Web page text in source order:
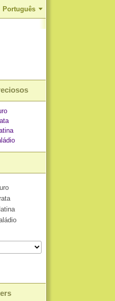
Português